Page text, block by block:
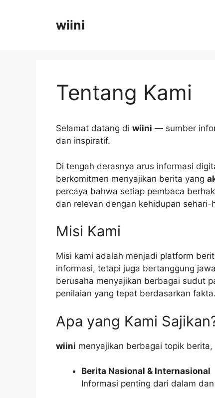
wiini
Tentang Kami
Selamat datang di wiini — sumber
dan inspiratif.
Di tengah derasnya arus informasi
berkomitmen menyajikan berita yang
percaya bahwa setiap pembaca
dan relevan dengan kehidupan sehari-
Misi Kami
Misi kami adalah menjadi platform
informasi, tetapi juga bertanggung
berusaha menyajikan berbagai sudut
penilaian yang tepat berdasarkan fakta.
Apa yang Kami
wiini menyajikan berbagai topik berita,
Berita Nasional & Internasional
Informasi penting dari dalam